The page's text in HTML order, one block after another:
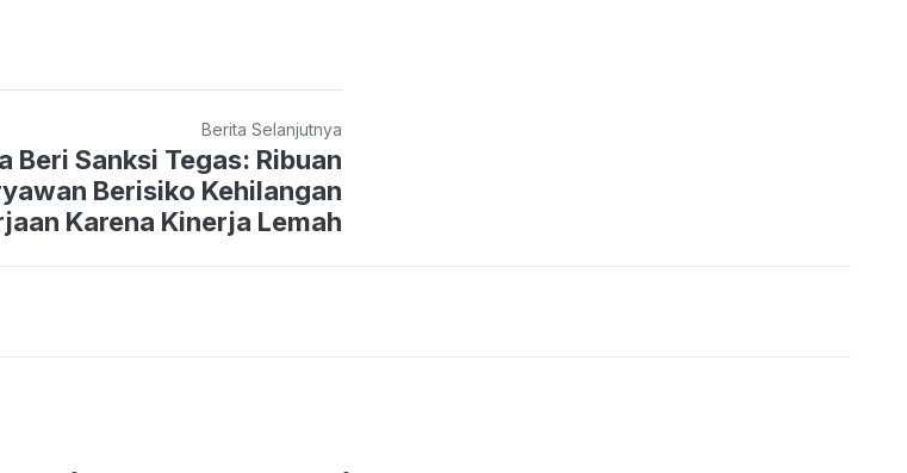
Berita Selanjutnya
Beri Sanksi Tegas: Ribuan
Berisiko Kehilangan
Karena Kinerja Lemah